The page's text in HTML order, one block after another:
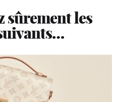
sûrement les